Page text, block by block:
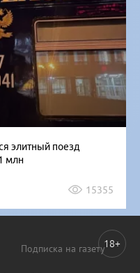
элитный поезд
млн
15355
Подписка на газету18+